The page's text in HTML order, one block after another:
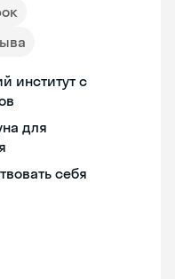
институт с
для
себя